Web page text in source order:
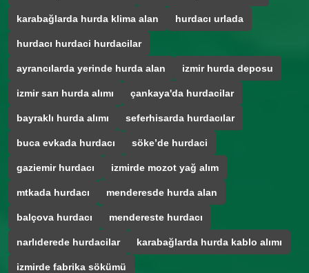
karabağlarda hurda klima alan hurdacı urlada
hurdacı hurdaci hurdacilar
ayrancılarda yerinde hurda alan izmir hurda deposu
izmir sarı hurda alımı çankaya'da hurdacilar
bayraklı hurda alımı seferhisarda hurdacılar
buca evkada hurdacı söke’de hurdaci
gaziemir hurdacı izmirde mozot yağ alım
mtkada hurdacı menderesde hurda alan
balçova hurdacı mendereste hurdacı
narlıderede hurdacilar karabağlarda hurda kablo alımı
izmirde fabrika sökümü